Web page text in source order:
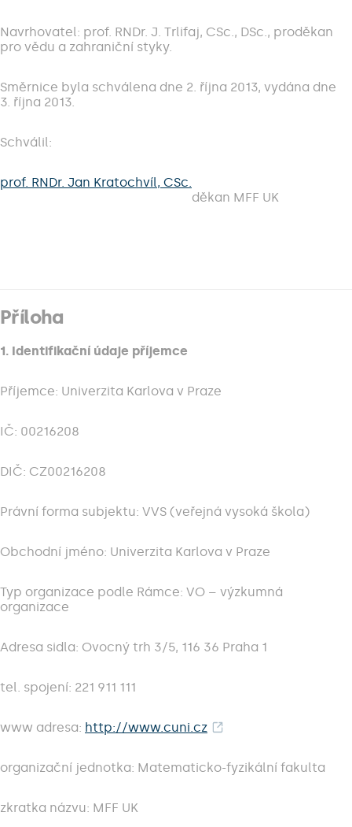
Navrhovatel: prof. RNDr. J. Trlifaj, CSc., DSc., proděkan
pro vědu a zahraniční styky.
Směrnice byla schválena dne 2. října 2013, vydána dne
3. října 2013.
Schválil:
prof. RNDr. Jan Kratochvíl, CSc.
děkan MFF UK
Příloha
1. Identifikační údaje příjemce
Příjemce: Univerzita Karlova v Praze
IČ: 00216208
DIČ: CZ00216208
Právní forma subjektu: VVS (veřejná vysoká škola)
Obchodní jméno: Univerzita Karlova v Praze
Typ organizace podle Rámce: VO – výzkumná
organizace
Adresa sidla: Ovocný trh 3/5, 116 36 Praha 1
tel. spojení: 221 911 111
www adresa: http://www.cuni.cz
organizační jednotka: Matematicko-fyzikální fakulta
zkratka názvu: MFF UK